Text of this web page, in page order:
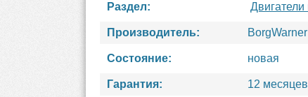
Раздел: Двигатели
Производитель:
Состояние: новая
Гарантия: 12 месяцев